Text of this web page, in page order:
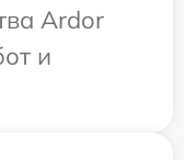
Ardor
и